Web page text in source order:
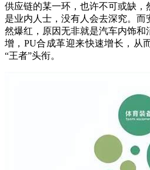
供应链的某一环，也许不可或缺，
是业内人士，没有人会去深究。
然爆红，原因无非就是汽车内饰
增，PU合成革迎来快速增长，从
“王者”头衔。